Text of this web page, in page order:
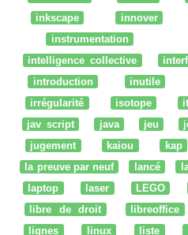
inkscape
innover
instrumentation
intelligence collective
introduction
inutile
irrégularité
isotope
jav script
java jeu
jugement
kaiou kap
la preuve par neuf
lancé
laptop
laser LEGO
libre de droit
libreoffice
lignes
linux liste